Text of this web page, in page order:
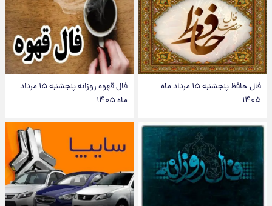
فال حافظ پنجشنبه ۱۵ مرداد ماه
۱۴۰۵
فال قهوه روزانه پنجشنبه ۱۵ مرداد
ماه ۱۴۰۵